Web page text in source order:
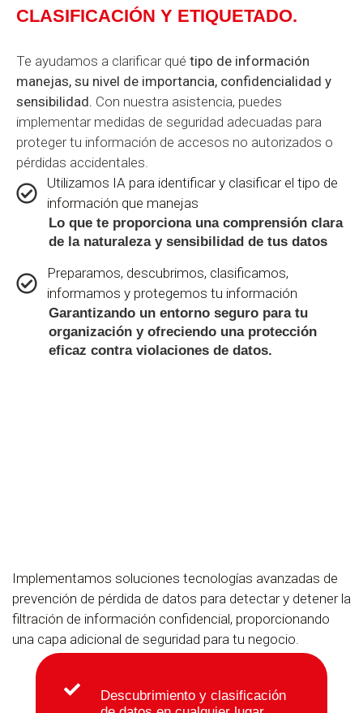
CLASIFICACIÓN Y ETIQUETADO.
Te ayudamos a clarificar qué tipo de información
manejas, su nivel de importancia, confidencialidad y
sensibilidad. Con nuestra asistencia, puedes
implementar medidas de seguridad adecuadas para
proteger tu información de accesos no autorizados o
pérdidas accidentales.
Utilizamos IA para identificar y clasificar el tipo de
información que manejas
Lo que te proporciona una comprensión clara
de la naturaleza y sensibilidad de tus datos
Preparamos, descubrimos, clasificamos,
informamos y protegemos tu información
Garantizando un entorno seguro para tu
organización y ofreciendo una protección
eficaz contra violaciones de datos.
Implementamos soluciones tecnologías avanzadas de
prevención de pérdida de datos para detectar y detener la
filtración de información confidencial, proporcionando
una capa adicional de seguridad para tu negocio.
Descubrimiento y clasificación